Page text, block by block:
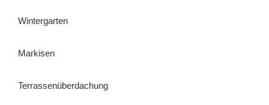
Wintergarten
Markisen
Terrassenüberdachung